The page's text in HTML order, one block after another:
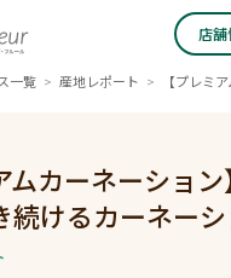
店
一覧 > 産地レポート > 【プレミ
ムカーネーショ
続けるカーネー